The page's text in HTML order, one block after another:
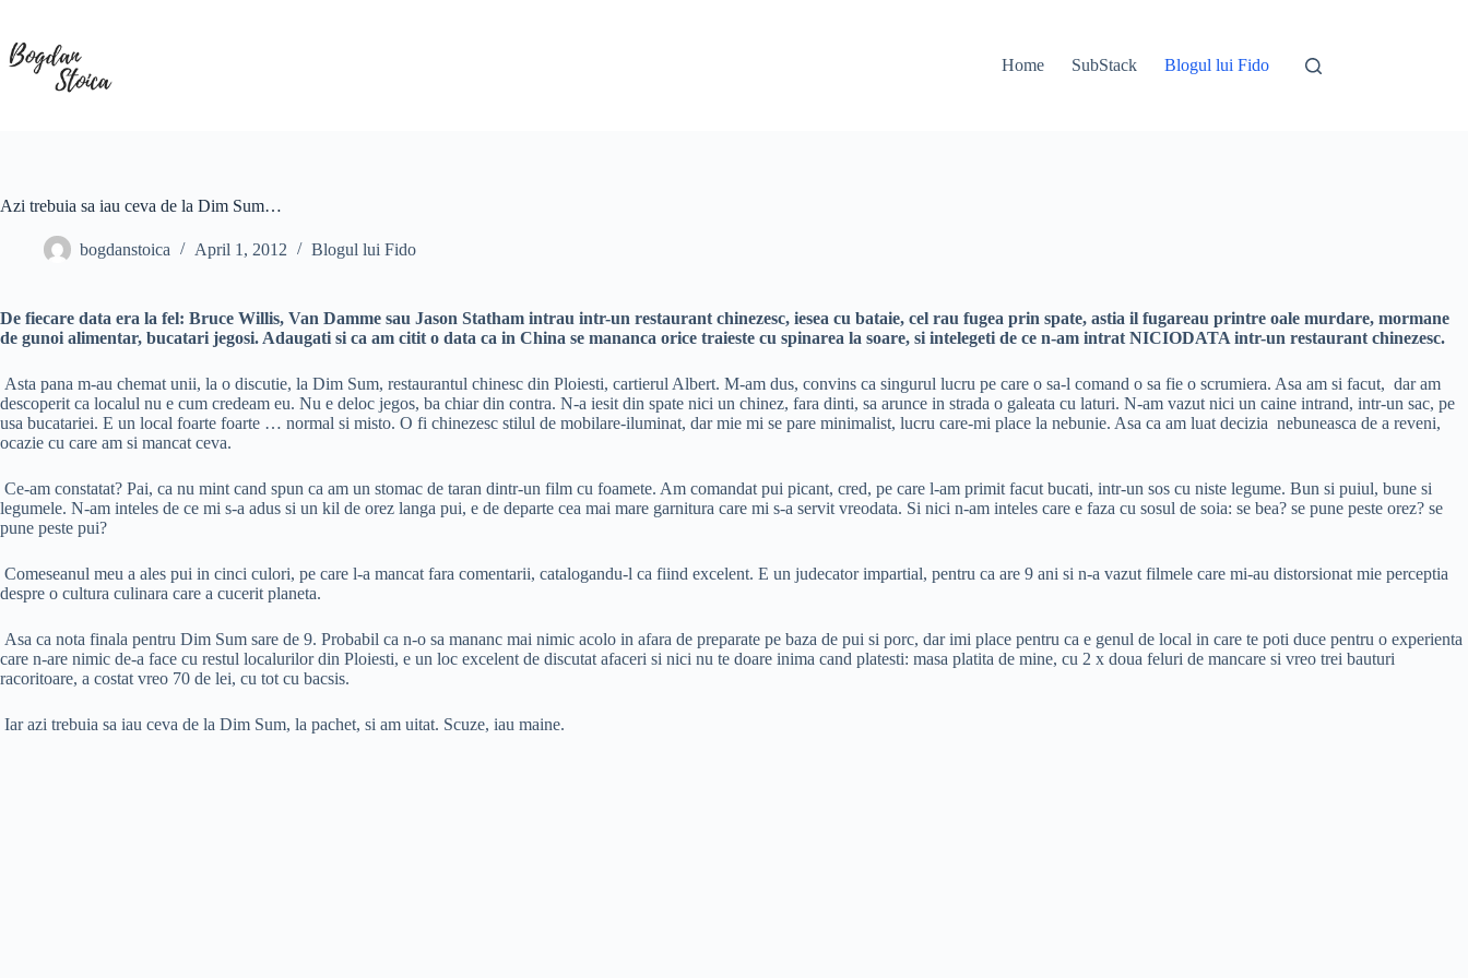
content
Home
SubStack Blogul lui Fido
Azi trebuia sa iau ceva de la Dim Sum…
bogdanstoica April 1, 2012 Blogul lui Fido
De fiecare data era la fel: Bruce Willis, Van Damme sau Jason Statham intrau intr-un restaurant chinezesc, iesea cu bataie, cel rau fugea prin spate, astia il fugareau printre oale murdare, mormane
de gunoi alimentar, bucatari jegosi. Adaugati si ca am citit o data ca in China se mananca orice traieste cu spinarea la soare, si intelegeti de ce n-am intrat NICIODATA intr-un restaurant chinezesc.
Asta pana m-au chemat unii, la o discutie, la Dim Sum, restaurantul chinesc din Ploiesti, cartierul Albert. M-am dus, convins ca singurul lucru pe care o sa-l comand o sa fie o scrumiera. Asa am si facut, dar am
descoperit ca localul nu e cum credeam eu. Nu e deloc jegos, ba chiar din contra. N-a iesit din spate nici un chinez, fara dinti, sa arunce in strada o galeata cu laturi. N-am vazut nici un caine intrand, intr-un sac, pe
usa bucatariei. E un local foarte foarte … normal si misto. O fi chinezesc stilul de mobilare-iluminat, dar mie mi se pare minimalist, lucru care-mi place la nebunie. Asa ca am luat decizia nebuneasca de a reveni,
ocazie cu care am si mancat ceva.
Ce-am constatat? Pai, ca nu mint cand spun ca am un stomac de taran dintr-un film cu foamete. Am comandat pui picant, cred, pe care l-am primit facut bucati, intr-un sos cu niste legume. Bun si puiul, bune si
legumele. N-am inteles de ce mi s-a adus si un kil de orez langa pui, e de departe cea mai mare garnitura care mi s-a servit vreodata. Si nici n-am inteles care e faza cu sosul de soia: se bea? se pune peste orez? se
pune peste pui?
Comeseanul meu a ales pui in cinci culori, pe care l-a mancat fara comentarii, catalogandu-l ca fiind excelent. E un judecator impartial, pentru ca are 9 ani si n-a vazut filmele care mi-au distorsionat mie perceptia
despre o cultura culinara care a cucerit planeta.
Asa ca nota finala pentru Dim Sum sare de 9. Probabil ca n-o sa mananc mai nimic acolo in afara de preparate pe baza de pui si porc, dar imi place pentru ca e genul de local in care te poti duce pentru o experienta
care n-are nimic de-a face cu restul localurilor din Ploiesti, e un loc excelent de discutat afaceri si nici nu te doare inima cand platesti: masa platita de mine, cu 2 x doua feluri de mancare si vreo trei bauturi
racoritoare, a costat vreo 70 de lei, cu tot cu bacsis.
Iar azi trebuia sa iau ceva de la Dim Sum, la pachet, si am uitat. Scuze, iau maine.